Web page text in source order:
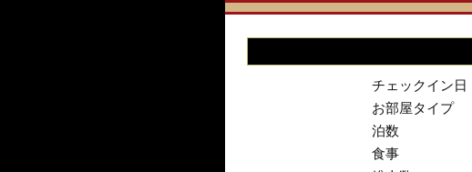
チェックイン日
お部屋タイプ
泊数
食事